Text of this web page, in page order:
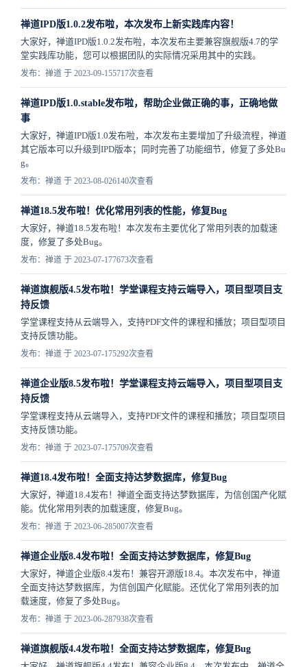
禅道IPD版1.0.2发布啦，本次发布上新实践库内容！
大家好，禅道IPD版1.0.2发布啦，本次发布主要兼容旗舰版4.7的学
堂实践库功能，您可以根据团队的实际情况采用其中的实践。
发布：禅道 于 2023-09-155717次查看
禅道IPD版1.0.stable发布啦，帮助企业做正确的事，正确地做
事
大家好，禅道IPD版1.0发布啦，本次发布主要增加了升级流程，禅道
其它版本可以升级到IPD版本；同时完善了功能细节，修复了多处Bu
g。
发布：禅道 于 2023-08-026140次查看
禅道18.5发布啦！优化常用列表的性能，修复Bug
大家好，禅道18.5发布啦！本次发布主要优化了常用列表的加载速
度，修复了多处Bug。
发布：禅道 于 2023-07-177673次查看
禅道旗舰版4.5发布啦！学堂课程支持云端导入，项目型项目支
持反馈
学堂课程支持从云端导入，支持PDF文件的课程和播放；项目型项目
支持反馈功能。
发布：禅道 于 2023-07-175292次查看
禅道企业版8.5发布啦！学堂课程支持云端导入，项目型项目支
持反馈
学堂课程支持从云端导入，支持PDF文件的课程和播放；项目型项目
支持反馈功能。
发布：禅道 于 2023-07-175709次查看
禅道18.4发布啦！全面支持达梦数据库，修复Bug
大家好，禅道18.4发布！禅道全面支持达梦数据库，为信创国产化赋
能。优化常用列表的加载速度，修复Bug。
发布：禅道 于 2023-06-285007次查看
禅道企业版8.4发布啦！全面支持达梦数据库，修复Bug
大家好，禅道企业版8.4发布！兼容开源版18.4。本次发布中，禅道
全面支持达梦数据库，为信创国产化赋能。还优化了常用列表的加
载速度，修复了多处Bug。
发布：禅道 于 2023-06-287938次查看
禅道旗舰版4.4发布啦！全面支持达梦数据库，修复Bug